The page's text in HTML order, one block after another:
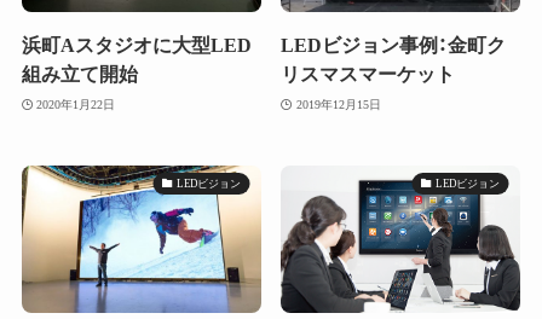
浜町Aスタジオに大型LED
組み立て開始
2020年1月22日
LEDビジョン事例：金町ク
リスマスマーケット
2019年12月15日
LEDビジョン LEDビジョン